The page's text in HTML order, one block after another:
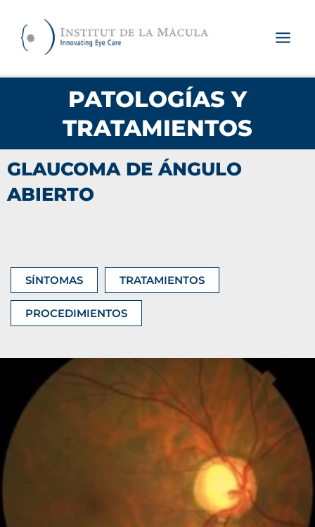
contenido
PATOLOGÍAS Y
TRATAMIENTOS
GLAUCOMA DE ÁNGULO
ABIERTO
SÍNTOMAS TRATAMIENTOS
PROCEDIMIENTOS